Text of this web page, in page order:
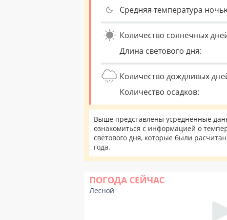
Средняя температура
Количество солнечных
Длина светового дня:
Количество дождливых
Количество осадков:
Выше представлены усредненные
ознакомиться с информацией о
светового дня, которые были
года.
ПОГОДА СЕЙЧАС
Лесной